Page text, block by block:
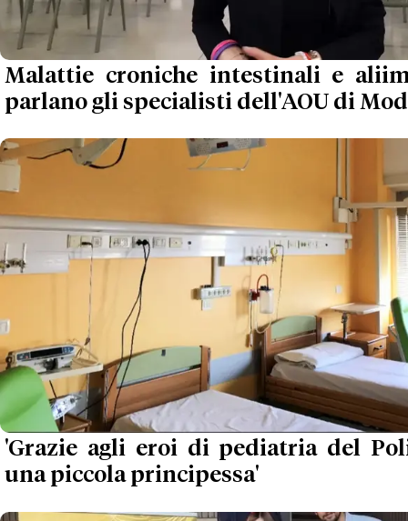
Malattie croniche intestinali e
parlano gli specialisti dell'AOU di
'Grazie agli eroi di pediatria del
una piccola principessa'